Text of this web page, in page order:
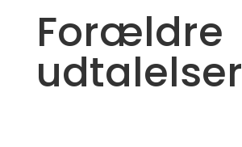
Forældre
udtalelser